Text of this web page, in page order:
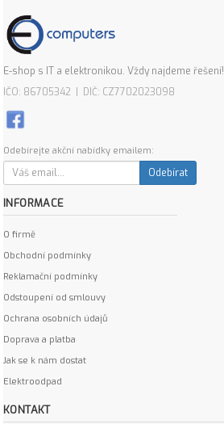
E-shop s IT a elektronikou. Vždy najdeme řešení!
IČO: 86705342 | DIČ: CZ7702023098
Odebírejte akční nabídky emailem:
Odebírat
INFORMACE
O firmě
Obchodní podmínky
Reklamační podmínky
Odstoupení od smlouvy
Ochrana osobních údajů
Doprava a platba
Jak se k nám dostat
Elektroodpad
KONTAKT